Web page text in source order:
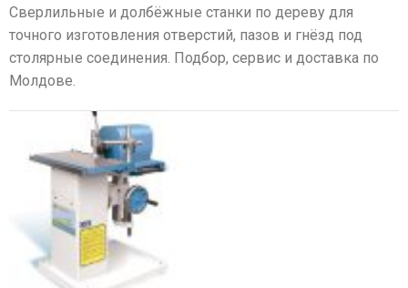
Сверлильные и долбёжные станки по дереву для
точного изготовления отверстий, пазов и гнёзд под
столярные соединения. Подбор, сервис и доставка по
Молдове.